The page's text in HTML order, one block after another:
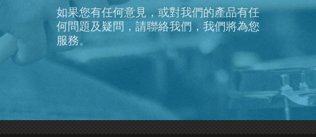
如果您有任何意見，或對我們的產品有任
何問題及疑問，請聯絡我們，我們將為您
服務。